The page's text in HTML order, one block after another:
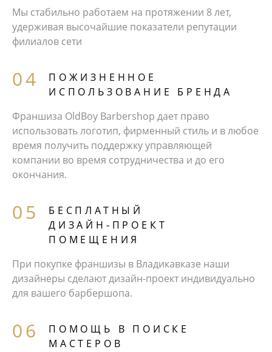
Мы стабильно работаем на протяжении 8 лет,
удерживая высочайшие показатели репутации
филиалов сети
ПОЖИЗНЕННОЕ
ИСПОЛЬЗОВАНИЕ БРЕНДА
Франшиза OldBoy Barbershop дает право
использовать логотип, фирменный стиль и в любое
время получить поддержку управляющей
компании во время сотрудничества и до его
окончания.
БЕCПЛАТНЫЙ
ДИЗАЙН‑ПРОЕКТ
ПОМЕЩЕНИЯ
При покупке франшизы в Владикавказе наши
дизайнеры сделают дизайн-проект индивидуально
для вашего барбершопа.
ПОМОЩЬ В ПОИСКЕ
МАСТЕРОВ